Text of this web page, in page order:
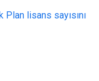
lisans sayısını